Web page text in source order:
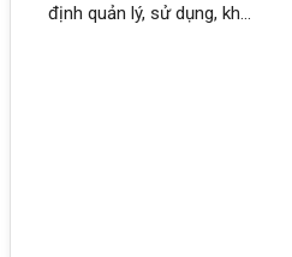
định quản lý, sử dụng, kh...